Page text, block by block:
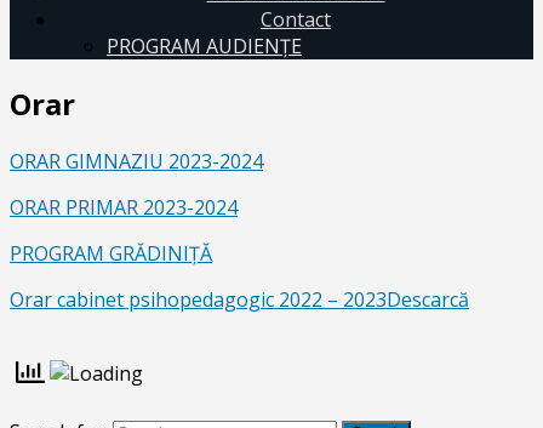
Contact
PROGRAM AUDIENŢE
Orar
ORAR GIMNAZIU 2023-2024
ORAR PRIMAR 2023-2024
PROGRAM GRĂDINIŢĂ
Orar cabinet psihopedagogic 2022 – 2023Descarcă